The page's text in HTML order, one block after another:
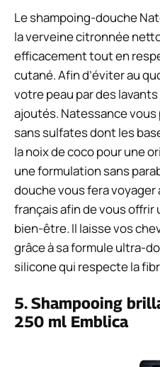
Le shampoing-douche
la verveine citronnée
efficacement tout en
cutané. Afin d’éviter au
votre peau par des
ajoutés. Natessance
sans sulfates dont les
la noix de coco pour une
une formulation sans
douche vous fera
français afin de vous offrir
bien-être. Il laisse vos
grâce à sa formule ultra-
silicone qui respecte la
5. Shampooing
250 ml Emblica